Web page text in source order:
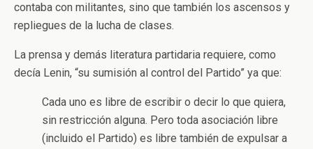
contaba con militantes, sino que también los ascensos y
repliegues de la lucha de clases.
La prensa y demás literatura partidaria requiere, como
decía Lenin, “su sumisión al control del Partido” ya que:
Cada uno es libre de escribir o decir lo que quiera,
sin restricción alguna. Pero toda asociación libre
(incluido el Partido) es libre también de expulsar a